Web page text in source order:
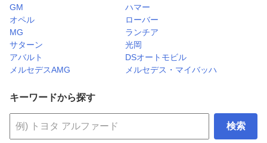
GM
ハマー
オペル
ローバー
MG
ランチア
サターン
光岡
アバルト
DSオートモビル
メルセデスAMG
メルセデス・マイバッハ
キーワードから探す
検索